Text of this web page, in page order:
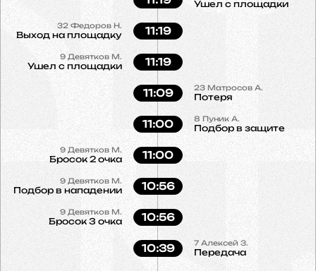
Ушел с площадки
32 Федоров Н.
Выход на площадку 11:19
9 Девятков М.
Ушел с площадки 11:19
23 Матросов А.
Потеря
11:09
8 Пуник А.
Подбор в защите
11:00
9 Девятков М.
Бросок 2 очка 11:00
9 Девятков М.
Подбор в нападении 10:56
9 Девятков М.
Бросок 3 очка 10:56
7 Алексей З.
Передача
10:39